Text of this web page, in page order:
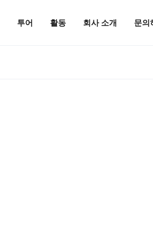
투어 활동 회사 소개 문의